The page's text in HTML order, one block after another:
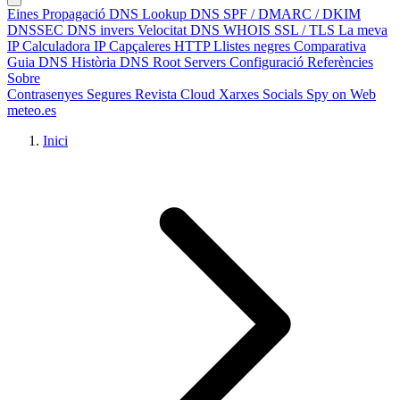
Eines Propagació DNS Lookup DNS SPF / DMARC / DKIM
DNSSEC DNS invers Velocitat DNS WHOIS SSL / TLS La meva
IPCalculadora IPCapçaleres HTTPLlistes negres Comparativa
Guia DNS Història DNS Root Servers Configuració Referències
Sobre
Contrasenyes Segures Revista Cloud Xarxes Socials Spy on Web
meteo.es
Inici